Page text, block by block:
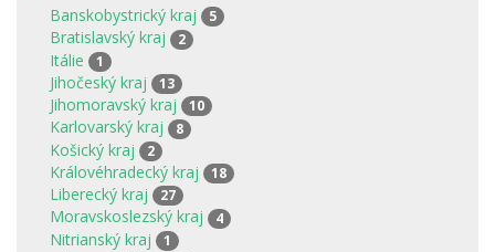
Banskobystrický kraj 5
Bratislavský kraj 2
Itálie 1
Jihočeský kraj 13
Jihomoravský kraj 10
Karlovarský kraj 8
Košický kraj 2
Královéhradecký kraj 18
Liberecký kraj 27
Moravskoslezský kraj 4
Nitrianský kraj 1